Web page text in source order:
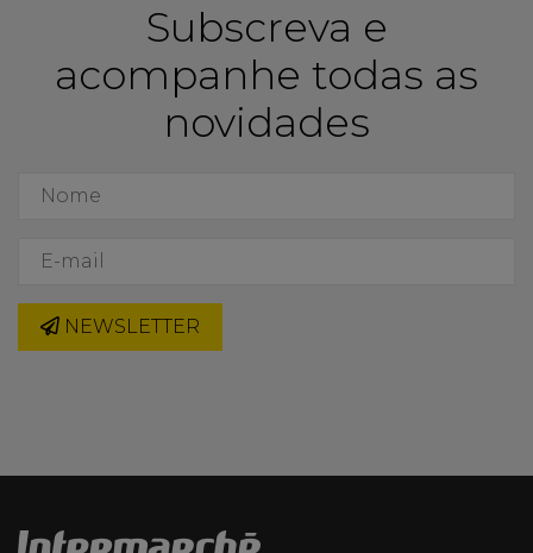
Subscreva e
acompanhe todas as
novidades
NEWSLETTER